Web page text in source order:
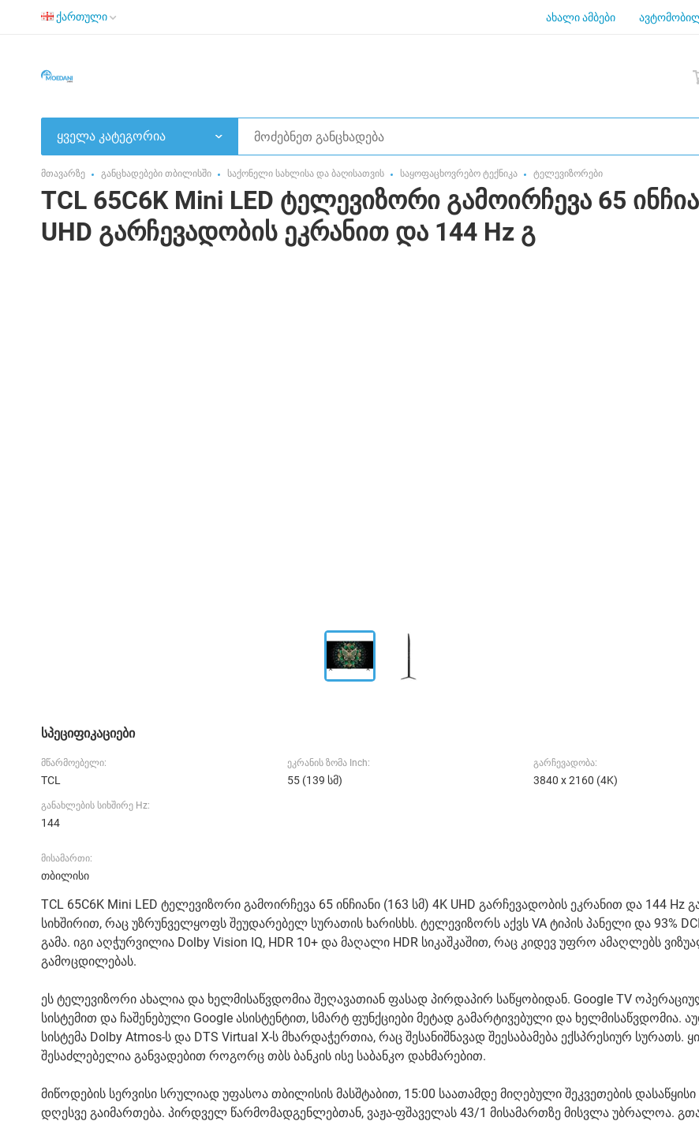
ქართული ახალი ამბები
ყველა კატეგორია
მთავარზე განცხადებები თბილისში საქონელი სახლისა და ბაღისათვის საყოფაცხოვრებო ტექნიკა ტელევიზორები
TCL 65C6K Mini LED ტელევიზორი გამოირჩევა 65
UHD გარჩევადობის ეკრანით და 144 Hz გ
სპეციფიკაციები
მწარმოებელი:
TCL
ეკრანის ზომა Inch:
55 (139 სმ)
გარჩევადობა:
3840 x 2160 (4K)
განახლების სიხშირე Hz:
144
მისამართი:
თბილისი
TCL 65C6K Mini LED ტელევიზორი გამოირჩევა 65 ინჩიანი (163 სმ) 4K UHD გარჩევადობის ეკრანით და 144 Hz
სიხშირით, რაც უზრუნველყოფს შეუდარებელ სურათის ხარისხს. ტელევიზორს აქვს VA ტიპის პანელი და 93%
გამა. იგი აღჭურვილია Dolby Vision IQ, HDR 10+ და მაღალი HDR სიკაშკაშით, რაც კიდევ უფრო ამაღლებს
გამოცდილებას.
ეს ტელევიზორი ახალია და ხელმისაწვდომია შეღავათიან ფასად პირდაპირ საწყობიდან. Google TV
სისტემით და ჩაშენებული Google ასისტენტით, სმარტ ფუნქციები მეტად გამარტივებული და ხელმისაწვდომია.
სისტემა Dolby Atmos-ს და DTS Virtual X-ს მხარდაჭერთია, რაც შესანიშნავად შეესაბამება ექსპრესიურ სურათს.
შესაძლებელია განვადებით როგორც თბს ბანკის ისე საბანკო დახმარებით.
მიწოდების სერვისი სრულიად უფასოა თბილისის მასშტაბით, 15:00 საათამდე მიღებული შეკვეთების დასაწყისი
დღესვე გაიმართება. პირდველ წარმომადგენლებთან, ვაჟა-ფშაველას 43/1 მისამართზე მისვლა უბრალოა.